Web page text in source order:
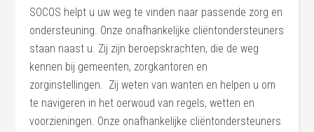
SOCOS helpt u uw weg te vinden naar passende zorg en
ondersteuning. Onze onafhankelijke cliëntondersteuners
staan naast u. Zij zijn beroepskrachten, die de weg
kennen bij gemeenten, zorgkantoren en
zorginstellingen. Zij weten van wanten en helpen u om
te navigeren in het oerwoud van regels, wetten en
voorzieningen. Onze onafhankelijke cliëntondersteuners